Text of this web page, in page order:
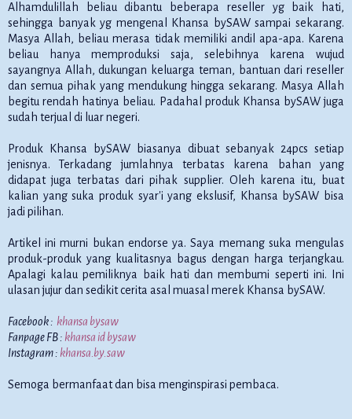
Alhamdulillah beliau dibantu beberapa reseller yg baik hati,
sehingga banyak yg mengenal Khansa bySAW sampai sekarang.
Masya Allah, beliau merasa tidak memiliki andil apa-apa. Karena
beliau hanya memproduksi saja, selebihnya karena wujud
sayangnya Allah, dukungan keluarga teman, bantuan dari reseller
dan semua pihak yang mendukung hingga sekarang. Masya Allah
begitu rendah hatinya beliau. Padahal produk Khansa bySAW juga
sudah terjual di luar negeri.
Produk Khansa bySAW biasanya dibuat sebanyak 24pcs setiap
jenisnya. Terkadang jumlahnya terbatas karena bahan yang
didapat juga terbatas dari pihak supplier. Oleh karena itu, buat
kalian yang suka produk syar'i yang ekslusif, Khansa bySAW bisa
jadi pilihan.
Artikel ini murni bukan endorse ya. Saya memang suka mengulas
produk-produk yang kualitasnya bagus dengan harga terjangkau.
Apalagi kalau pemiliknya baik hati dan membumi seperti ini. Ini
ulasan jujur dan sedikit cerita asal muasal merek Khansa bySAW.
Facebook : khansa bysaw
Fanpage FB : khansa id bysaw
Instagram : khansa.by.saw
Semoga bermanfaat dan bisa menginspirasi pembaca.